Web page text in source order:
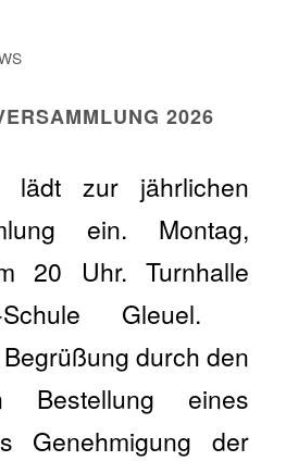
2026
lädt zur jährlichen
ein. Montag,
20 Uhr. Turnhalle
Schule Gleuel.
durch den
Bestellung eines
Genehmigung der